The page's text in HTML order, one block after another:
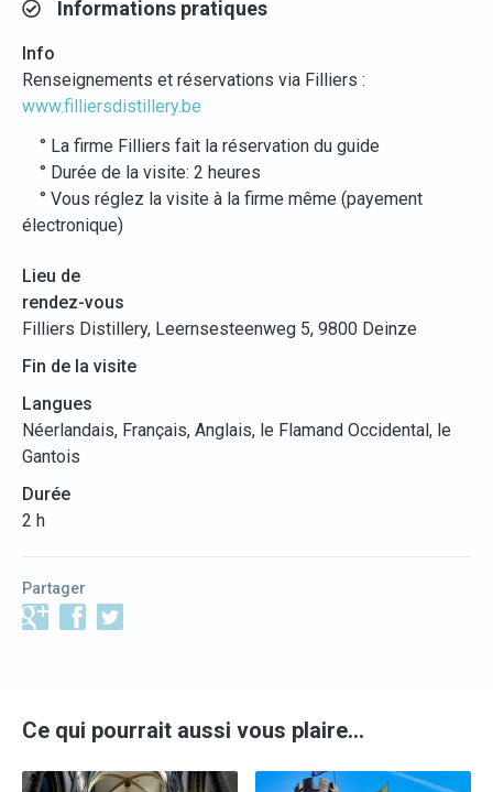
Informations pratiques
Info
Renseignements et réservations via Filliers :
www.filliersdistillery.be
° La firme Filliers fait la réservation du guide
° Durée de la visite: 2 heures
° Vous réglez la visite à la firme même (payement
électronique)
Lieu de
rendez-vous
Filliers Distillery, Leernsesteenweg 5, 9800 Deinze
Fin de la visite
Langues
Néerlandais, Français, Anglais, le Flamand Occidental, le
Gantois
Durée
2 h
Partager
Ce qui pourrait aussi vous plaire…